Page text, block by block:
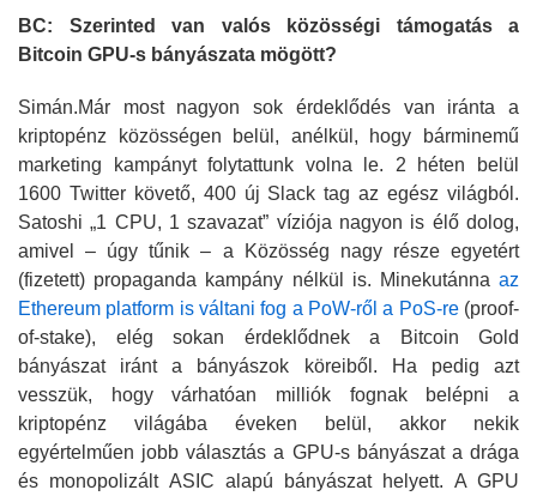
BC: Szerinted van valós közösségi támogatás a
Bitcoin GPU-s bányászata mögött?
Simán.Már most nagyon sok érdeklődés van iránta a
kriptopénz közösségen belül, anélkül, hogy bárminemű
marketing kampányt folytattunk volna le. 2 héten belül
1600 Twitter követő, 400 új Slack tag az egész világból.
Satoshi „1 CPU, 1 szavazat” víziója nagyon is élő dolog,
amivel – úgy tűnik – a Közösség nagy része egyetért
(fizetett) propaganda kampány nélkül is. Minekutánna az
Ethereum platform is váltani fog a PoW-ről a PoS-re (proof-
of-stake), elég sokan érdeklődnek a Bitcoin Gold
bányászat iránt a bányászok köreiből. Ha pedig azt
vesszük, hogy várhatóan milliók fognak belépni a
kriptopénz világába éveken belül, akkor nekik
egyértelműen jobb választás a GPU-s bányászat a drága
és monopolizált ASIC alapú bányászat helyett. A GPU